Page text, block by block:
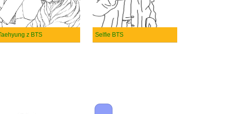
z BTS Selfie BTS